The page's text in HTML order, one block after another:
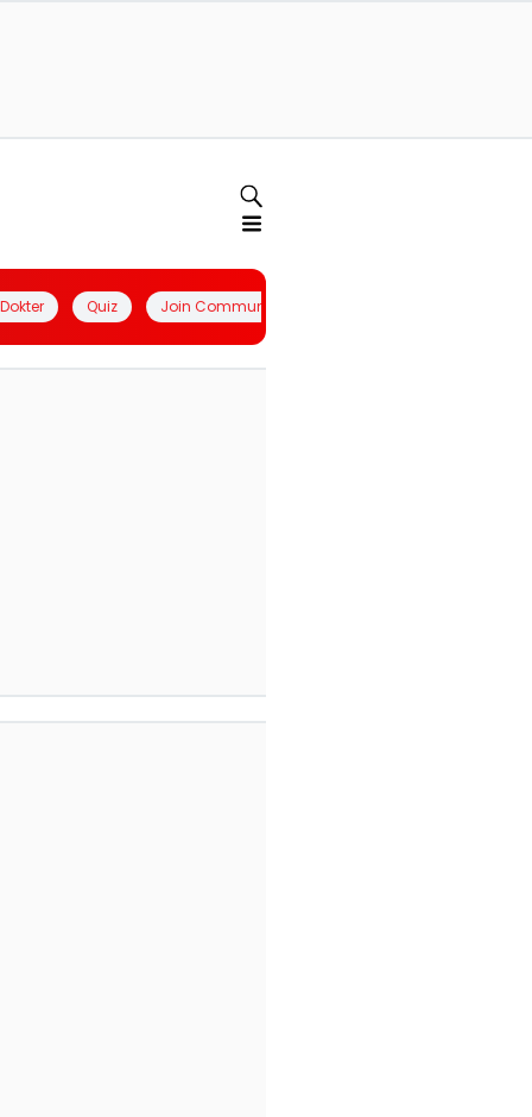
Quiz Join Community